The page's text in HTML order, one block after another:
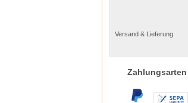
Versand & Lieferung
Zahlungsarten